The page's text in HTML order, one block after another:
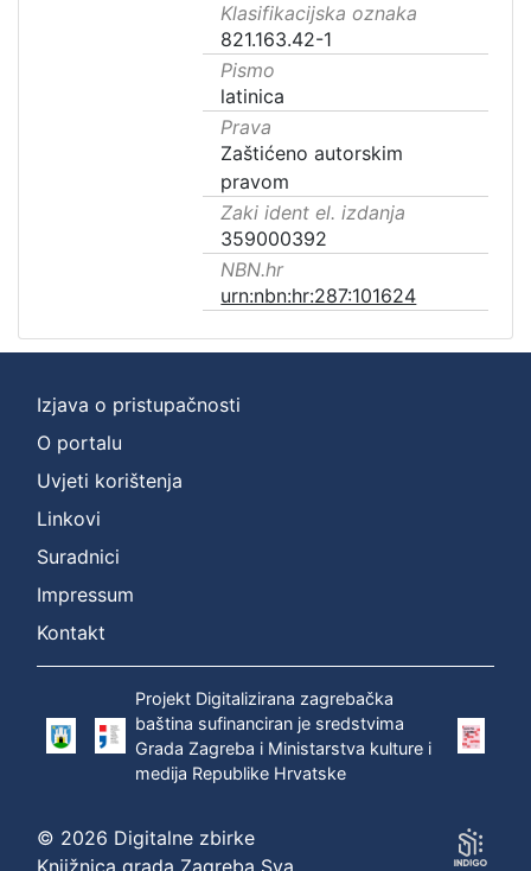
Klasifikacijska oznaka
821.163.42-1
Pismo
latinica
Prava
Zaštićeno autorskim
pravom
Zaki ident el. izdanja
359000392
NBN.hr
urn:nbn:hr:287:101624
Izjava o pristupačnosti
O portalu
Uvjeti korištenja
Linkovi
Suradnici
Impressum
Kontakt
Projekt Digitalizirana zagrebačka
baština sufinanciran je sredstvima
Grada Zagreba i Ministarstva kulture i
medija Republike Hrvatske
© 2026 Digitalne zbirke
Knjižnica grada Zagreba Sva